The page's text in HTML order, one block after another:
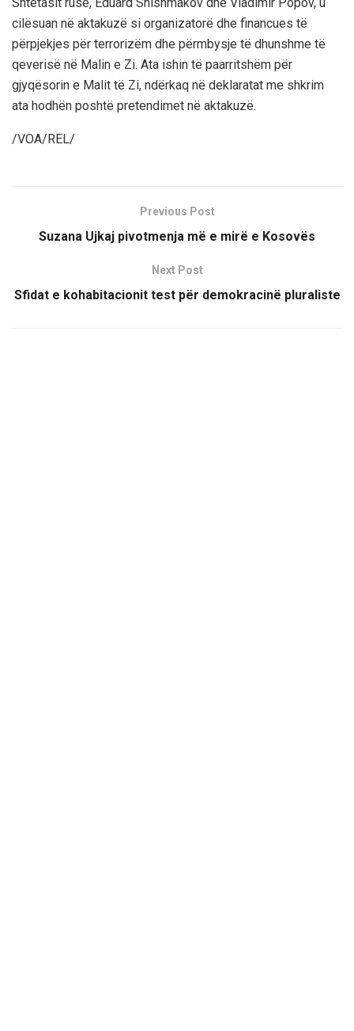
cilësuan në aktakuzë si organizatorë dhe financues të
përpjekjes për terrorizëm dhe përmbysje të dhunshme të
qeverisë në Malin e Zi. Ata ishin të paarritshëm për
gjyqësorin e Malit të Zi, ndërkaq në deklaratat me shkrim
ata hodhën poshtë pretendimet në aktakuzë.
/VOA/REL/
Previous Post
Suzana Ujkaj pivotmenja më e mirë e Kosovës
Next Post
Sfidat e kohabitacionit test për demokracinë pluraliste